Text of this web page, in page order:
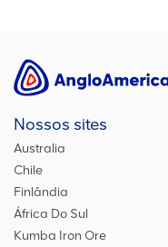
Nossos sites
Australia
Chile
Finlândia
África Do Sul
Kumba Iron Ore